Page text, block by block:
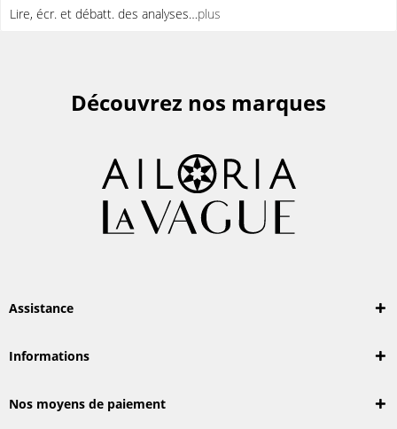
Lire, écr. et débatt. des analyses…plus
Découvrez nos marques
Assistance
Informations
Nos moyens de paiement